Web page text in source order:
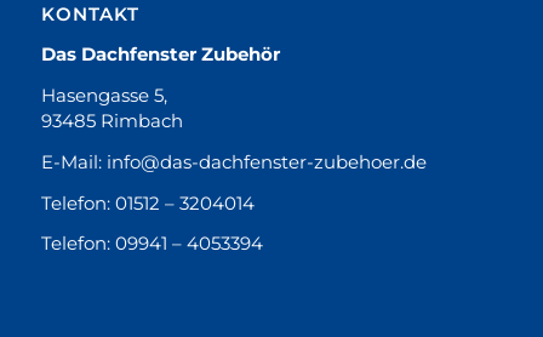
KONTAKT
Das Dachfenster Zubehör
Hasengasse 5,
93485 Rimbach
E-Mail: info@das-dachfenster-zubehoer.de
Telefon: 01512 – 3204014
Telefon: 09941 – 4053394